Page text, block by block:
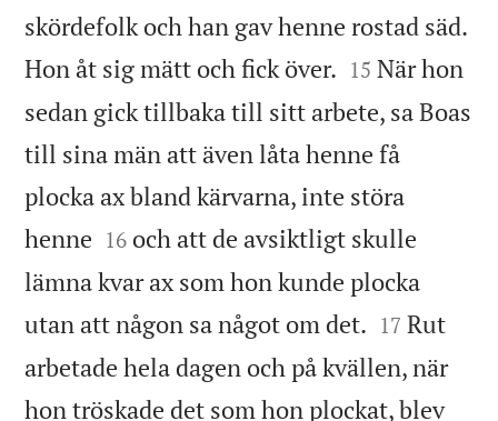
skördefolk och han gav henne rostad säd.
Hon åt sig mätt och fick över. 

15 När hon
sedan gick tillbaka till sitt arbete, sa Boas
till sina män att även låta henne få
plocka ax bland kärvarna, inte störa
henne 

16 och att de avsiktligt skulle
lämna kvar ax som hon kunde plocka
utan att någon sa något om det. 

17 Rut
arbetade hela dagen och på kvällen, när
hon tröskade det som hon plockat, blev